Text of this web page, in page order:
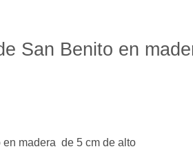
San Benito en
madera de 5 cm de alto